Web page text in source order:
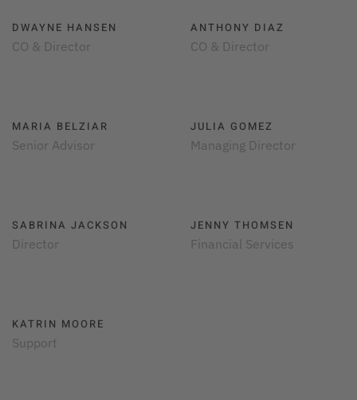
DWAYNE HANSEN
CO & Director
ANTHONY DIAZ
CO & Director
MARIA BELZIAR
Senior Advisor
JULIA GOMEZ
Managing Director
SABRINA JACKSON
Director
JENNY THOMSEN
Financial Services
KATRIN MOORE
Support